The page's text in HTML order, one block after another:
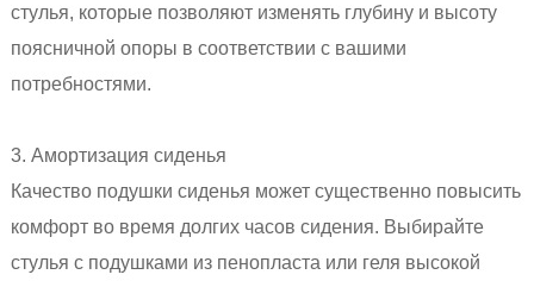
стулья, которые позволяют изменять глубину и высоту
поясничной опоры в соответствии с вашими
потребностями.
3. Амортизация сиденья
Качество подушки сиденья может существенно повысить
комфорт во время долгих часов сидения. Выбирайте
стулья с подушками из пенопласта или геля высокой